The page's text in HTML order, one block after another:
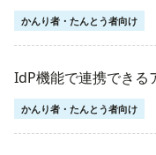
かんり者・たんとう者向け
IdP機能で連携できる
かんり者・たんとう者向け